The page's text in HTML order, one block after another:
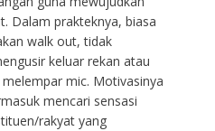
Dalam prakteknya, biasa
walk out, tidak
keluar rekan atau
mic. Motivasinya
mencari sensasi
rakyat yang